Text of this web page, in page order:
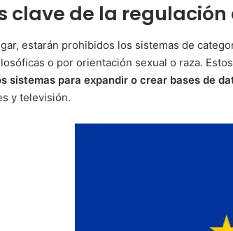
clave de la
estarán prohibidos los sistemas de
o por orientación sexual o raza.
sistemas para expandir o crear bases de
y televisión.